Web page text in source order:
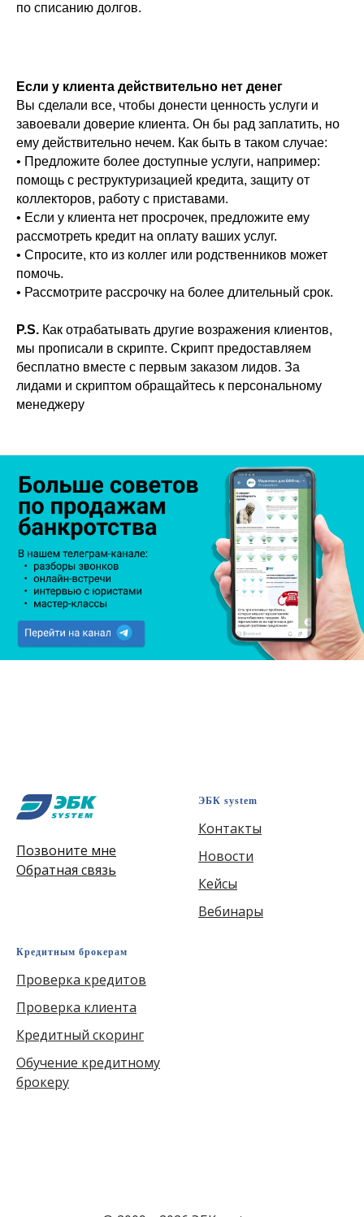
по списанию долгов.
Если у клиента действительно нет денег
Вы сделали все, чтобы донести ценность услуги и
завоевали доверие клиента. Он бы рад заплатить, но
ему действительно нечем. Как быть в таком случае:
• Предложите более доступные услуги, например:
помощь с реструктуризацией кредита, защиту от
коллекторов, работу с приставами.
• Если у клиента нет просрочек, предложите ему
рассмотреть кредит на оплату ваших услуг.
• Спросите, кто из коллег или родственников может
помочь.
• Рассмотрите рассрочку на более длительный срок.
P.S. Как отрабатывать другие возражения клиентов,
мы прописали в скрипте. Скрипт предоставляем
бесплатно вместе с первым заказом лидов. За
лидами и скриптом обращайтесь к персональному
менеджеру
Позвоните мне
Обратная связь
ЭБК system
Контакты
Новости
Кейсы
Вебинары
Кредитным брокерам
Проверка кредитов
Проверка клиента
Кредитный скоринг
Обучение кредитному
брокеру